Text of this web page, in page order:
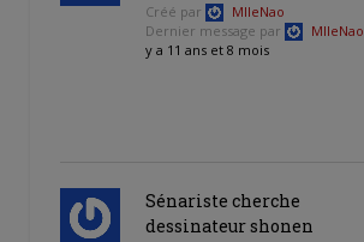
Créé par
MlleNao
Dernier message par
MlleNao
y a 11 ans et 8 mois
Sénariste cherche
dessinateur shonen